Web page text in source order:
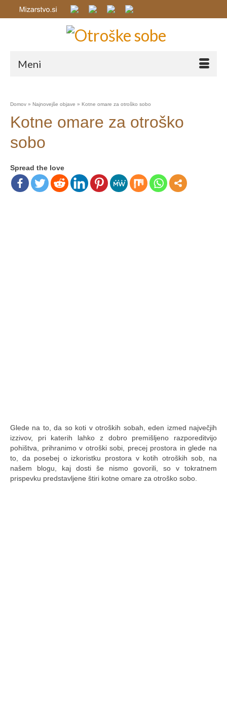
Meni
Domov » Najnovejše objave » Kotne omare za otroško sobo
Kotne omare za otroško
sobo
Spread the love
Glede na to, da so koti v otroških sobah, eden izmed največjih
izzivov, pri katerih lahko z dobro premišljeno razporeditvijo
pohištva, prihranimo v otroški sobi, precej prostora in glede na
to, da posebej o izkoristku prostora v kotih otroških sob, na
našem blogu, kaj dosti še nismo govorili, so v tokratnem
prispevku predstavljene štiri kotne omare za otroško sobo.